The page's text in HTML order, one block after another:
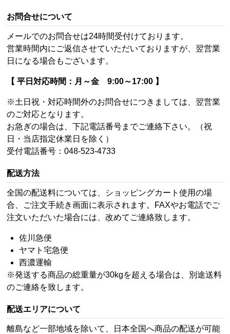
お問合せについて
メールでのお問合せは24時間受付けております。
営業時間内にご返信させていただいておりますが、翌営業
日になる場合もございます。
【 平日対応時間：月～金 9:00～17:00 】
※土日祝・対応時間外のお問合せにつきましては、翌営業
のご対応となります。
お急ぎの場合は、下記電話番号までご連絡下さい。（祝
日・当店指定休業日を除く）
受付電話番号：048-523-4733
配送方法
全国の配送料については、ショッピングカート使用の場
合、ご注文手続き画面に表示されます。FAXやお電話でご
注文いただいた場合には、改めてご連絡致します。
佐川急便
ヤマト宅急便
西濃運輸
※発送する商品の総重量が30kgを超える場合は、別途送料
のご連絡を致します。
配送エリアについて
離島など一部地域を除いて、日本全国へ商品の配送が可能